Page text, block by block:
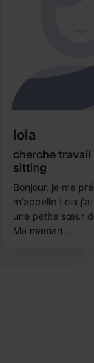
lola
cherche travail
sitting
Bonjour, je me
m'appelle Lola
une petite sœur
Ma maman ...